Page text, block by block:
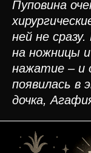
Пуповина
ней не
на ножницы
нажатие – и
появилась в
дочка,